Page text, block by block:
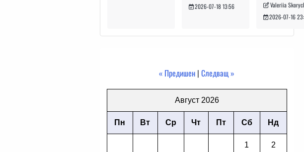
2026-07-18 13:56
Valeriia
2026-07-16
« Предишен |Следващ »
Август 2026
Пн Вт Ср Чт Пт Сб Нд
1 2